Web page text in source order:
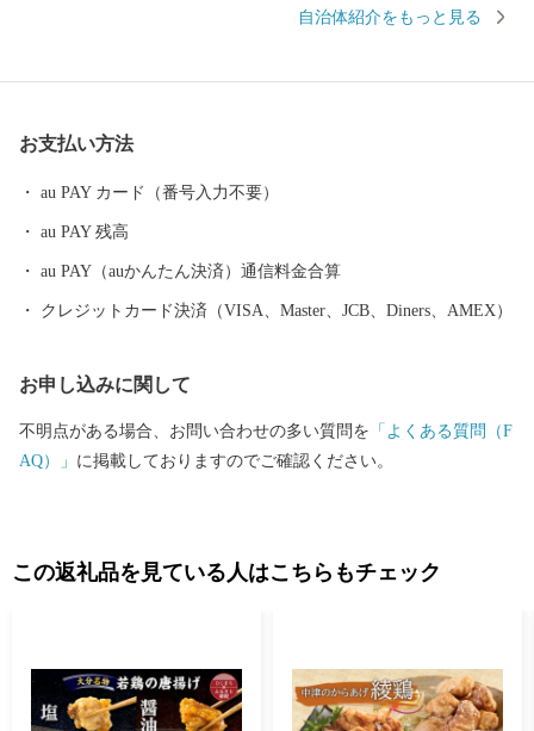
しており、真清水と海水が混ざる海域では、町の特産品である高
ど、町の魅力がつまったお礼の品をご用意しています。 【ご寄附
します。 （送付者名の変更は承っておりません） ・寄附者住所と
お礼品送付先住所が異なる場合、送付先でお品を受け取る方に対
し、お礼品が届くことを必ず事前にご連絡ください。 （「寄附し
時間を頂戴するものがございます。 ・日出町にお住まいの方から
自治体紹介をもっと見る
お支払い方法
au PAY カード（番号入力不要）
au PAY 残高
au PAY（auかんたん決済）通信料金合算
クレジットカード決済（VISA、Master、JCB、Diners、AMEX）
お申し込みに関して
不明点がある場合、お問い合わせの多い質問を 「よくある質問（F
AQ）」 に掲載しておりますのでご確認ください。
この返礼品を見ている人はこちらもチェック